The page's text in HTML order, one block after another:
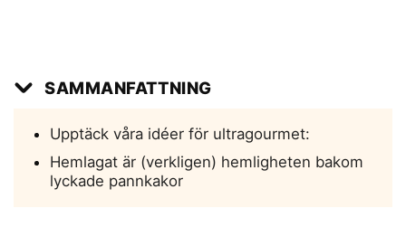
SAMMANFATTNING
Upptäck våra idéer för ultragourmet:
Hemlagat är (verkligen) hemligheten bakom
lyckade pannkakor